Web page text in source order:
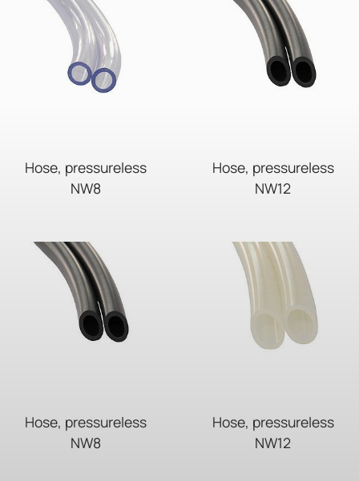
Hose, pressureless
NW8
Hose, pressureless
NW12
Hose, pressureless
NW8
Hose, pressureless
NW12